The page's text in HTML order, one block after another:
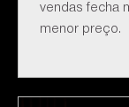
vendas fecha
menor preço.